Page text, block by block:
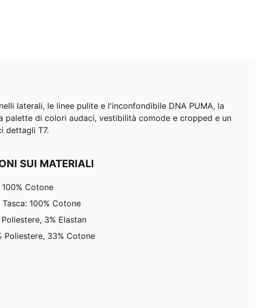
laterali, le linee pulite e l'inconfondibile DNA PUMA, la
palette di colori audaci, vestibilità comode e cropped e un
dettagli T7.
SUI MATERIALI
100% Cotone
100% Cotone
3% Elastan
Poliestere, 33% Cotone